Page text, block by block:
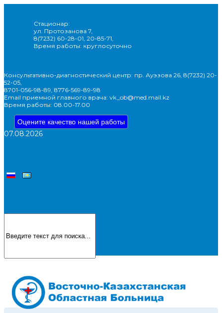
Стационар:
ул. Протозанова 7,
8(7232) 60-28-01, 20-85-71,
Время работы: круглосуточно
Консультативно-диагностический центр: пр. Ауэзова 26, 8(7232) 20-
52-05,
8701-056-98-89, 8776-569-89-98
Email приемной главного врача: vk_ob@med.mail.kz
Время работы: 08.00-17.00
Оцените качество нашей работы
07.08.2026